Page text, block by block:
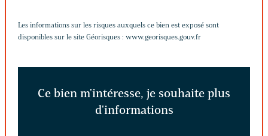
Les informations sur les risques auxquels ce bien est exposé sont
disponibles sur le site Géorisques : www.georisques.gouv.fr
Ce bien m'intéresse, je souhaite plus
d'informations